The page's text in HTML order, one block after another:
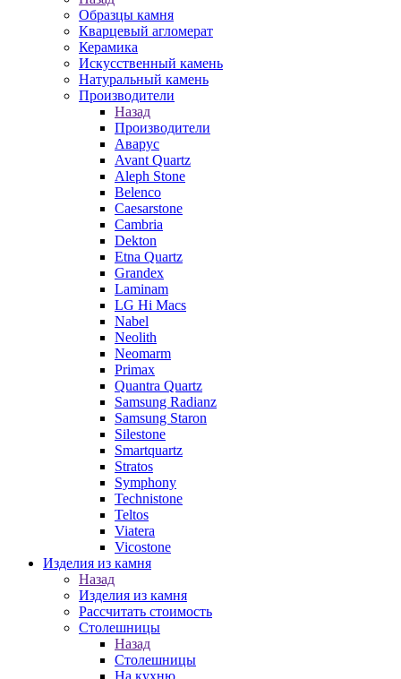
Образцы камня
Кварцевый агломерат
Керамика
Искусственный камень
Натуральный камень
Производители
Назад
Производители
Аварус
Avant Quartz
Aleph Stone
Belenco
Caesarstone
Cambria
Dekton
Etna Quartz
Grandex
Laminam
LG Hi Macs
Nabel
Neolith
Neomarm
Primax
Quantra Quartz
Samsung Radianz
Samsung Staron
Silestone
Smartquartz
Stratos
Symphony
Technistone
Teltos
Viatera
Vicostone
Изделия из камня
Назад
Изделия из камня
Рассчитать стоимость
Столешницы
Назад
Столешницы
На кухню